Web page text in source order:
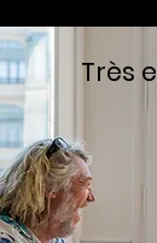
Très